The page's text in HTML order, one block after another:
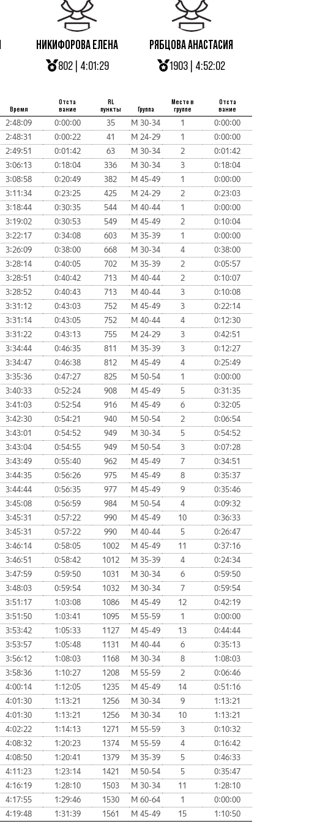
НИКИФОРОВА ЕЛЕНА
802 | 4:01:29
РЯБЦОВА АНАСТАСИЯ
1903 | 4:52:02
Время
Отста
вание
RL
пункты
Группа
Место в
группе
Отста
вание
2:48:09 0:00:00 35 М 30-34 1
0:00:00
2:48:31 0:00:22 41 М 24-29 1
0:00:00
2:49:51 0:01:42 63 М 30-34 2
0:01:42
3:06:13 0:18:04 336 М 30-34 3
0:18:04
3:08:58 0:20:49 382 М 45-49 1
0:00:00
3:11:34 0:23:25 425 М 24-29 2
0:23:03
3:18:44 0:30:35 544 М 40-44 1
0:00:00
3:19:02 0:30:53 549 М 45-49 2
0:10:04
3:22:17 0:34:08 603 М 35-39 1
0:00:00
3:26:09 0:38:00 668 М 30-34 4
0:38:00
3:28:14 0:40:05 702 М 35-39 2
0:05:57
3:28:51 0:40:42 713 М 40-44 2
0:10:07
3:28:52 0:40:43 713 М 40-44 3
0:10:08
3:31:12 0:43:03 752 М 45-49 3
0:22:14
3:31:14 0:43:05 752 М 40-44 4
0:12:30
3:31:22 0:43:13 755 М 24-29 3
0:42:51
3:34:44 0:46:35 811 М 35-39 3
0:12:27
3:34:47 0:46:38 812 М 45-49 4
0:25:49
3:35:36 0:47:27 825 М 50-54 1
0:00:00
3:40:33 0:52:24 908 М 45-49 5
0:31:35
3:41:03 0:52:54 916 М 45-49 6
0:32:05
3:42:30 0:54:21 940 М 50-54 2
0:06:54
3:43:01 0:54:52 949 М 30-34 5
0:54:52
3:43:04 0:54:55 949 М 50-54 3
0:07:28
3:43:49 0:55:40 962 М 45-49 7
0:34:51
3:44:35 0:56:26 975 М 45-49 8
0:35:37
3:44:44 0:56:35 977 М 45-49 9
0:35:46
3:45:08 0:56:59 984 М 50-54 4
0:09:32
3:45:31 0:57:22 990 М 45-49 10
0:36:33
3:45:31 0:57:22 990 М 40-44 5
0:26:47
3:46:14 0:58:05 1002 М 45-49 11
0:37:16
3:46:51 0:58:42 1012 М 35-39 4
0:24:34
3:47:59 0:59:50 1031 М 30-34 6
0:59:50
3:48:03 0:59:54 1032 М 30-34 7
0:59:54
3:51:17 1:03:08 1086 М 45-49 12
0:42:19
3:51:50 1:03:41 1095 М 55-59 1
0:00:00
3:53:42 1:05:33 1127 М 45-49 13
0:44:44
3:53:57 1:05:48 1131 М 40-44 6
0:35:13
3:56:12 1:08:03 1168 М 30-34 8
1:08:03
3:58:36 1:10:27 1208 М 55-59 2
0:06:46
4:00:14 1:12:05 1235 М 45-49 14
0:51:16
4:01:30 1:13:21 1256 М 30-34 9
1:13:21
4:01:30 1:13:21 1256 М 30-34 10
1:13:21
4:02:22 1:14:13 1271 М 55-59 3
0:10:32
4:08:32 1:20:23 1374 М 55-59 4
0:16:42
4:08:50 1:20:41 1379 М 35-39 5
0:46:33
4:11:23 1:23:14 1421 М 50-54 5
0:35:47
4:16:19 1:28:10 1503 М 30-34 11
1:28:10
4:17:55 1:29:46 1530 М 60-64 1
0:00:00
4:19:48 1:31:39 1561 М 45-49 15 1:10:50